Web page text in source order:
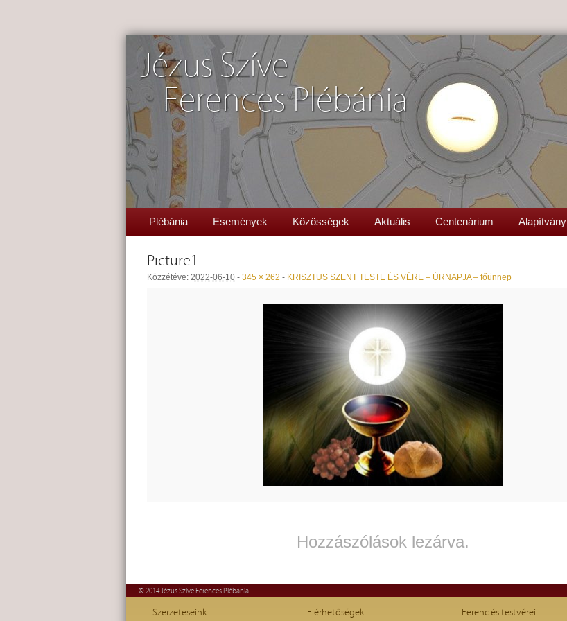
Jézus Szíve
Ferences Plébánia
Plébánia Események Közösségek Aktuális Centenárium Alapítvány
Picture1
Közzétéve: 2022-06-10 - 345 × 262 - KRISZTUS SZENT TESTE ÉS VÉRE – ÚRNAPJA – főünnep
Hozzászólások lezárva.
© 2014 Jézus Szíve Ferences Plébánia
Szerzeteseink Elérhetőségek Ferenc és testvérei